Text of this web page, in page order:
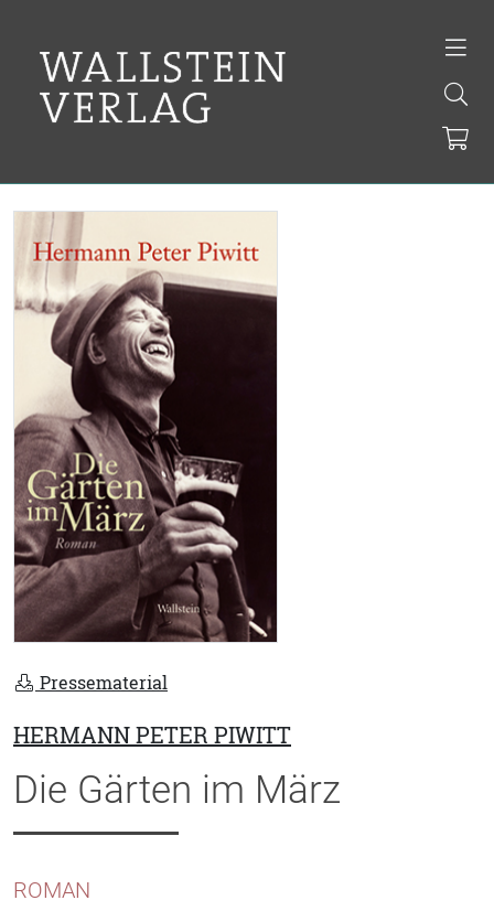
Pressematerial
HERMANN PETER PIWITT
Die Gärten im März
ROMAN